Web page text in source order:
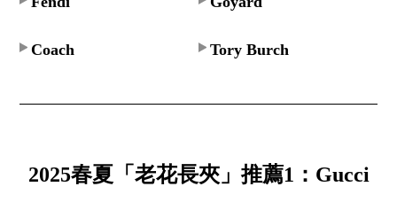
Coach Tory Burch
2025春夏「老花長夾」推薦1：Gucci